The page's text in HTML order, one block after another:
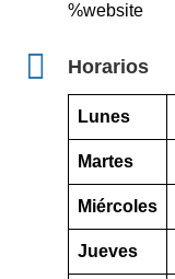
%website
Horarios
Lunes
Martes
Miércoles
Jueves